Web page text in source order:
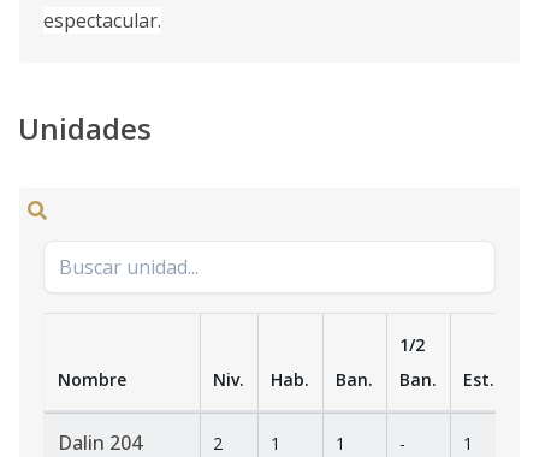
espectacular.
Unidades
Nombre Niv. Hab. Ban.
1/2
Ban.
Est.
Dalin 204 2 1 1 - 1